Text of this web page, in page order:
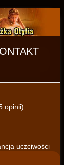
opinii)
uczciwości